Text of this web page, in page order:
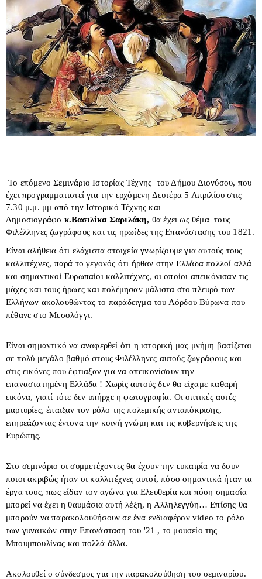
Το επόμενο Σεμινάριο Ιστορίας Τέχνης του Δήμου Διονύσου, που
έχει προγραμματιστεί για την ερχόμενη Δευτέρα 5 Απριλίου στις
7.30 μ.μ. μμ από την Ιστορικό Τέχνης και
Δημοσιογράφο κ.Βασιλίκα Σαριλάκη, θα έχει ως θέμα τους
Φιλέλληνες ζωγράφους και τις ηρωίδες της Επανάστασης του 1821.
Είναι αλήθεια ότι ελάχιστα στοιχεία γνωρίζουμε για αυτούς τους
καλλιτέχνες, παρά το γεγονός ότι ήρθαν στην Ελλάδα πολλοί αλλά
και σημαντικοί Ευρωπαίοι καλλιτέχνες, οι οποίοι απεικόνισαν τις
μάχες και τους ήρωες και πολέμησαν μάλιστα στο πλευρό των
Ελλήνων ακολουθώντας το παράδειγμα του Λόρδου Βύρωνα που
πέθανε στο Μεσολόγγι.
Είναι σημαντικό να αναφερθεί ότι η ιστορική μας μνήμη βασίζεται
σε πολύ μεγάλο βαθμό στους Φιλέλληνες αυτούς ζωγράφους και
στις εικόνες που έφτιαξαν για να απεικονίσουν την
επαναστατημένη Ελλάδα ! Χωρίς αυτούς δεν θα είχαμε καθαρή
εικόνα, γιατί τότε δεν υπήρχε η φωτογραφία. Οι οπτικές αυτές
μαρτυρίες, έπαιξαν τον ρόλο της πολεμικής ανταπόκρισης,
επηρεάζοντας έντονα την κοινή γνώμη και τις κυβερνήσεις της
Ευρώπης.
Στο σεμινάριο οι συμμετέχοντες θα έχουν την ευκαιρία να δουν
ποιοι ακριβώς ήταν οι καλλιτέχνες αυτοί, πόσο σημαντικά ήταν τα
έργα τους, πως είδαν τον αγώνα για Ελευθερία και πόση σημασία
μπορεί να έχει η θαυμάσια αυτή λέξη, η Αλληλεγγύη… Επίσης θα
μπορούν να παρακολουθήσουν σε ένα ενδιαφέρον video το ρόλο
των γυναικών στην Επανάσταση του '21 , το μουσείο της
Μπουμπουλίνας και πολλά άλλα.
Ακολουθεί ο σύνδεσμος για την παρακολούθηση του σεμιναρίου.